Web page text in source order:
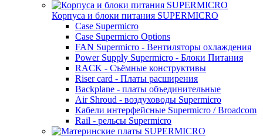
Корпуса и блоки питания SUPERMICRO
Case Supermicro
Case Supermicro Options
FAN Supermicro - Вентиляторы охлаждения
Power Supply Supermicro - Блоки Питания
RACK - Съёмные конструктивы
Riser card - Платы расширения
Backplane - платы объединительные
Air Shroud - воздуховоды Supermicro
Кабели интерфейсные Supermicro / Broadcom
Rail - рельсы Supermicro